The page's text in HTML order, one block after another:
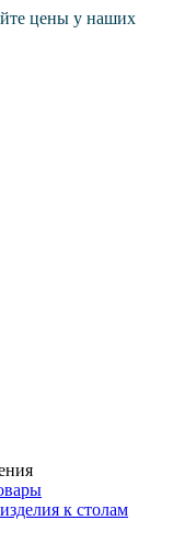
цены у наших
к столам